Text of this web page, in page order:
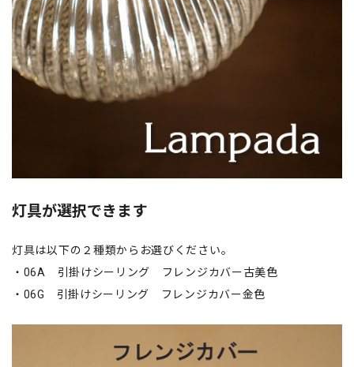
灯具が選択できます
灯具は以下の２種類からお選びください。
・06A 引掛けシーリング フレンジカバー古美色
・06G 引掛けシーリング フレンジカバー金色